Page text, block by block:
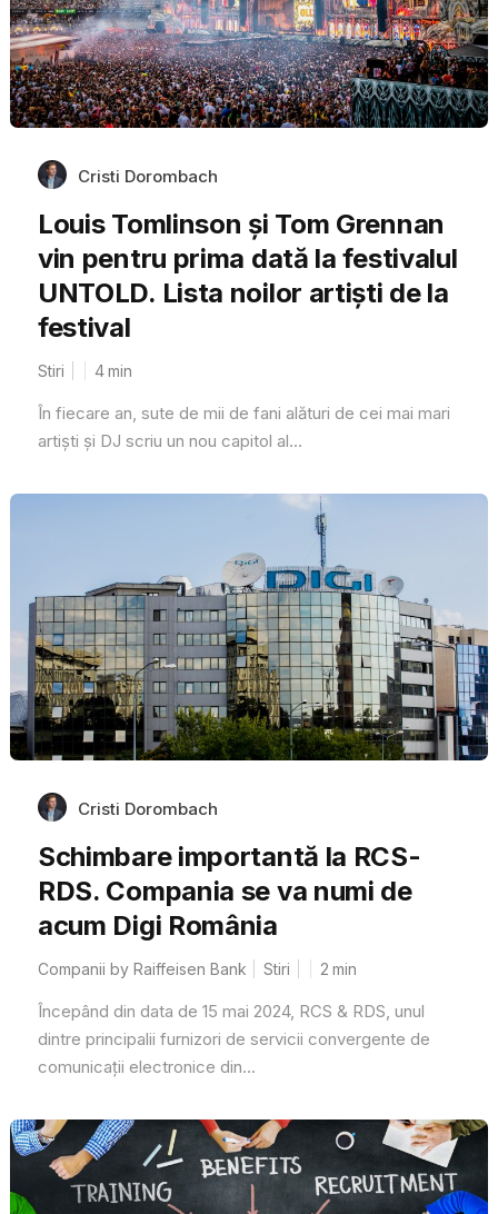
Cristi Dorombach
Louis Tomlinson și Tom Grennan
vin pentru prima dată la festivalul
UNTOLD. Lista noilor artiști de la
festival
Stiri 4min
În fiecare an, sute de mii de fani alături de cei mai mari
artiști și DJ scriu un nou capitol al...
Cristi Dorombach
Schimbare importantă la RCS-
RDS. Compania se va numi de
acum Digi România
Companii by Raiffeisen Bank Stiri 2 min
Începând din data de 15 mai 2024, RCS & RDS, unul
dintre principalii furnizori de servicii convergente de
comunicații electronice din...